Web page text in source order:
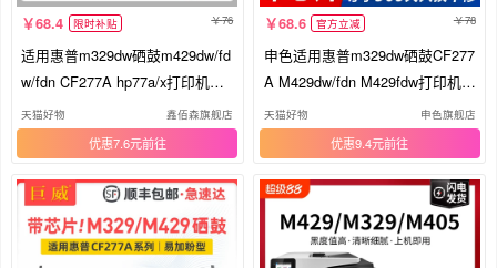
68.4 限时补贴 76
适用惠普m329dw硒鼓m429dw/fd
w/fdn CF277A hp77a/x打印机M4
05dw/dn/d m305d/dn晒鼓芯片m3
29dn m407dn粉盒
天猫好物 鑫佰森旗舰店
优惠7.6元
68.6 官方立减 78
申色适用惠普m329dw硒鼓CF277
A M429dw/fdn M429fdw打印机墨
盒HP77A粉盒M405dn/dw m305d
碳粉墨粉晒鼓含芯片
天猫好物 申色旗舰店
优惠9.4元